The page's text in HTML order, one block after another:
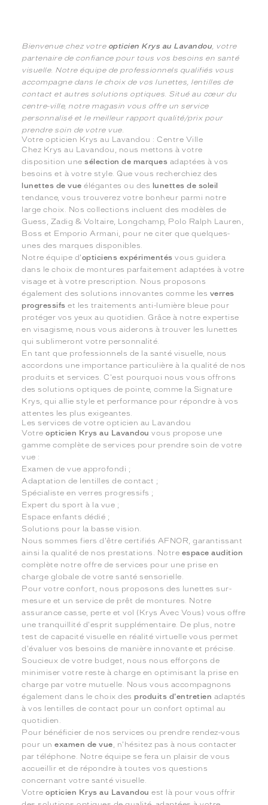
Bienvenue chez votre opticien Krys au Lavandou, votre
partenaire de confiance pour tous vos besoins en santé
visuelle. Notre équipe de professionnels qualifiés vous
accompagne dans le choix de vos lunettes, lentilles de
contact et autres solutions optiques. Situé au cœur du
centre-ville, notre magasin vous offre un service
personnalisé et le meilleur rapport qualité/prix pour
prendre soin de votre vue.
Votre opticien Krys au Lavandou : Centre Ville
Chez Krys au Lavandou, nous mettons à votre
disposition unesélection de marques adaptées à vos
besoins et à votre style. Que vous recherchiez des
lunettes de vue élégantes ou des lunettes de soleil
tendance, vous trouverez votre bonheur parmi notre
large choix. Nos collections incluent des modèles de
Guess, Zadig & Voltaire, Longchamp, Polo Ralph Lauren,
Boss et Emporio Armani, pour ne citer que quelques-
unes des marques disponibles.
Notre équipe d'opticiens expérimentés vous guidera
dans le choix de montures parfaitement adaptées à votre
visage et à votre prescription. Nous proposons
également des solutions innovantes comme les verres
progressifs et les traitements anti-lumière bleue pour
protéger vos yeux au quotidien. Grâce à notre expertise
en visagisme, nous vous aiderons à trouver les lunettes
qui sublimeront votre personnalité.
En tant que professionnels de la santé visuelle, nous
accordons une importance particulière à la qualité de nos
produits et services. C'est pourquoi nous vous offrons
des solutions optiques de pointe, comme la Signature
Krys, qui allie style et performance pour répondre à vos
attentes les plus exigeantes.
Les services de votre opticien au Lavandou
Votreopticien Krys au Lavandou vous propose une
gamme complète de services pour prendre soin de votre
vue :
Examen de vue approfondi ;
Adaptation de lentilles de contact ;
Spécialiste en verres progressifs ;
Expert du sport à la vue ;
Espace enfants dédié ;
Solutions pour la basse vision.
Nous sommes fiers d'être certifiés AFNOR, garantissant
ainsi la qualité de nos prestations. Notre espace audition
complète notre offre de services pour une prise en
charge globale de votre santé sensorielle.
Pour votre confort, nous proposons des lunettes sur-
mesure et un service de prêt de montures. Notre
assurance casse, perte et vol (Krys Avec Vous) vous offre
une tranquillité d'esprit supplémentaire. De plus, notre
test de capacité visuelle en réalité virtuelle vous permet
d'évaluer vos besoins de manière innovante et précise.
Soucieux de votre budget, nous nous efforçons de
minimiser votre reste à charge en optimisant la prise en
charge par votre mutuelle. Nous vous accompagnons
également dans le choix des produits d'entretien adaptés
à vos lentilles de contact pour un confort optimal au
quotidien.
Pour bénéficier de nos services ou prendre rendez-vous
pour unexamen de vue, n'hésitez pas à nous contacter
par téléphone. Notre équipe se fera un plaisir de vous
accueillir et de répondre à toutes vos questions
concernant votre santé visuelle.
Votreopticien Krys au Lavandou est là pour vous offrir